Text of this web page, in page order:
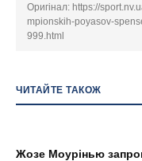
Оригінал: https://
mpionskih-poyasov-
999.html
ЧИТАЙТЕ ТАКОЖ
Жозе Моурінью